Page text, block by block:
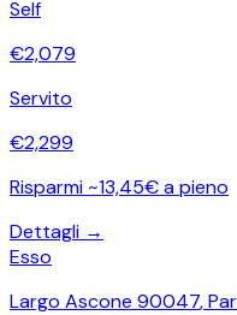
Self
€2,079
Servito
€2,299
Risparmi ~13,45€ a pieno
Dettagli →
Esso
Largo Ascone 90047,